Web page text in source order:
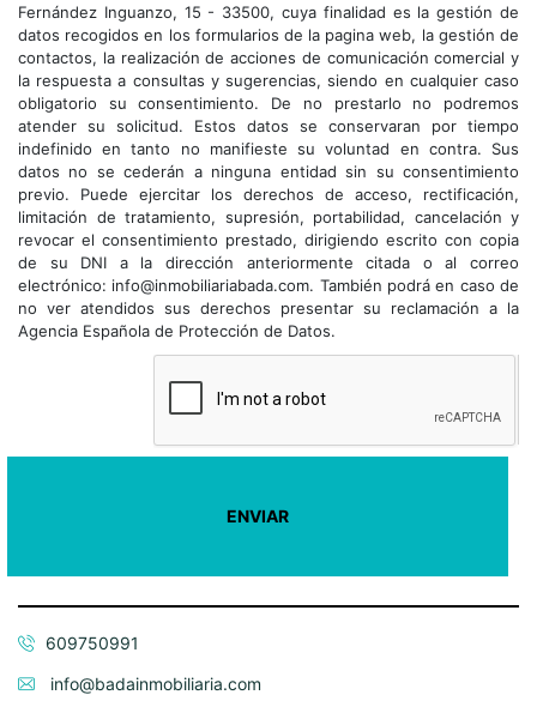
Fernández Inguanzo, 15 - 33500, cuya finalidad es la gestión de
datos recogidos en los formularios de la pagina web, la gestión de
contactos, la realización de acciones de comunicación comercial y
la respuesta a consultas y sugerencias, siendo en cualquier caso
obligatorio su consentimiento. De no prestarlo no podremos
atender su solicitud. Estos datos se conservaran por tiempo
indefinido en tanto no manifieste su voluntad en contra. Sus
datos no se cederán a ninguna entidad sin su consentimiento
previo. Puede ejercitar los derechos de acceso, rectificación,
limitación de tratamiento, supresión, portabilidad, cancelación y
revocar el consentimiento prestado, dirigiendo escrito con copia
de su DNI a la dirección anteriormente citada o al correo
electrónico: info@inmobiliariabada.com. También podrá en caso de
no ver atendidos sus derechos presentar su reclamación a la
Agencia Española de Protección de Datos.
609750991
info@badainmobiliaria.com